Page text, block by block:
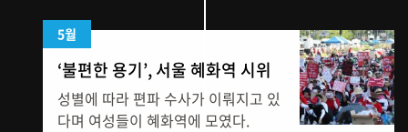
5월
‘불편한 용기’, 서울 혜화역 시위
성별에 따라 편파 수사가 이뤄지고 있
다며 여성들이 혜화역에 모였다.